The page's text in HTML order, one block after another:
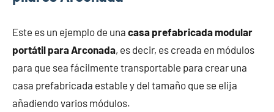
Este es un ejemplo de una casa prefabricada modular
portátil para Arconada, es decir, es creada en módulos
para que sea fácilmente transportable para crear una
casa prefabricada estable y del tamaño que se elija
añadiendo varios módulos.